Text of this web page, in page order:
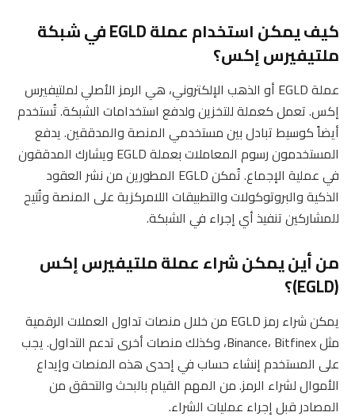
كيف يمكن استخدام عملة EGLD في شبكة
ملتيفيرس إكس؟
عملة EGLD أو الذهب الإلكتروني، هي الرمز الأصلي لملتيفيرس
إكس. تعمل كعملة للتخزين ولدفع استخدامات الشبكة. تُستخدم
أيضاً كوسيط تبادل بين مستخدمي المنصة والمدققين. يدفع
المستخدمون رسوم المعاملات بعملة EGLD ويشارك المدققون
في عملية الإجماع. تُمكن EGLD المطورين من نشر العقود
الذكية والبروتوكولات والتطبيقات اللامركزية على المنصة وتُتيح
للمشاركين تنفيذ أي إجراء في الشبكة.
من أين يمكن شراء عملة ملتيفيرس إكس
(EGLD)؟
يمكن شراء رمز EGLD من خلال منصات تداول العملات الرقمية
مثل Binance، Bitfinex، وكذلك منصات أخرى تدعم التداول. يجب
على المستخدم إنشاء حساب في إحدى هذه المنصات وإيداع
الأموال لشراء الرمز. من المهم القيام بالبحث والتحقق من
المصادر قبل إجراء عمليات الشراء.